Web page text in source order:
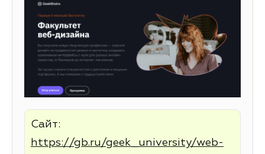
Сайт:
https://gb.ru/geek_university/web-